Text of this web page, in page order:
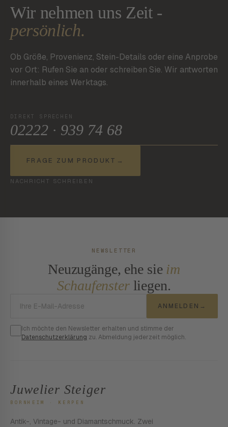
Wir nehmen uns Zeit -
persönlich.
Ob Größe, Provenienz, Stein-Details oder eine Anprobe
vor Ort: Rufen Sie an oder schreiben Sie. Wir antworten
innerhalb eines Werktags.
DIREKT SPRECHEN
02222 · 939 74 68
FRAGE ZUM PRODUKT →
NACHRICHT SCHREIBEN
NEWSLETTER
Neuzugänge, ehe sie im
Schaufensterliegen.
ANMELDEN →
Ich möchte den Newsletter erhalten und stimme der
Datenschutzerklärung zu. Abmeldung jederzeit möglich.
Juwelier Steiger
BORNHEIM · KERPEN
Antik-, Vintage- und Diamantschmuck. Zwei